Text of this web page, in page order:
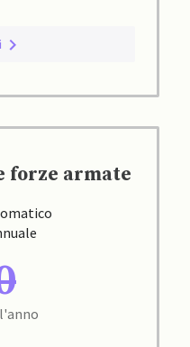
forze armate